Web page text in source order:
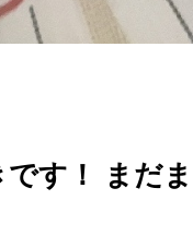
です！ まだ